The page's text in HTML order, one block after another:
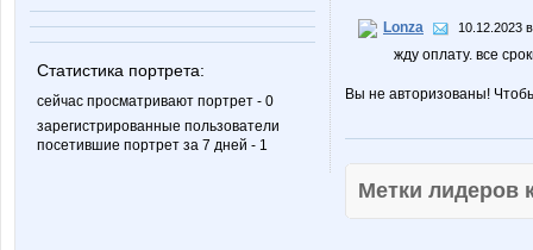
Статистика портрета:
сейчас просматривают портрет - 0
зарегистрированные пользователи
посетившие портрет за 7 дней - 1
Lonza 10.12.2023
жду оплату. все
Вы не авторизованы!
Метки